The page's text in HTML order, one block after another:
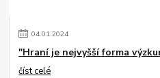
04.01.2024
"Hraní je nejvyšší forma
číst celé